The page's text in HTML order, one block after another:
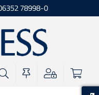
78998-0